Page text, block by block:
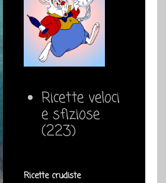
Ricette veloci
e sfiziose
(223)
Ricette crudiste